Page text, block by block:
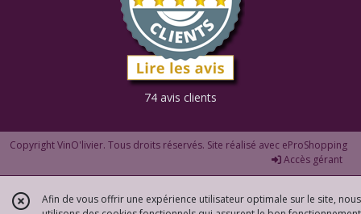
74 avis clients
Copyright VinO'livier. Tous droits réservés. Site réalisé avec eProShopping
Accès gérant
Afin de vous offrir une expérience utilisateur optimale sur le site, nous